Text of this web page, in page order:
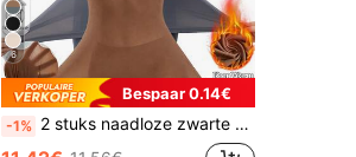
6
Bespaar 0.14€
-1% 2 stuks naadloze zwarte damestops, ultradunne effen thermische onderkleding, warm en comfortabel, naadloze basislaag met lange mouwen en ronde hals, slim fit top met hoge elasticiteit in beige, transparante tops, casual effen kleur, lichtgewicht en warm, geschikt voor herfst/winter, dunne basislaag, modieuze dagelijkse kleding, ondergoed en nachtkleding